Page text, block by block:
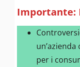
Importante:
un’azienda
per i